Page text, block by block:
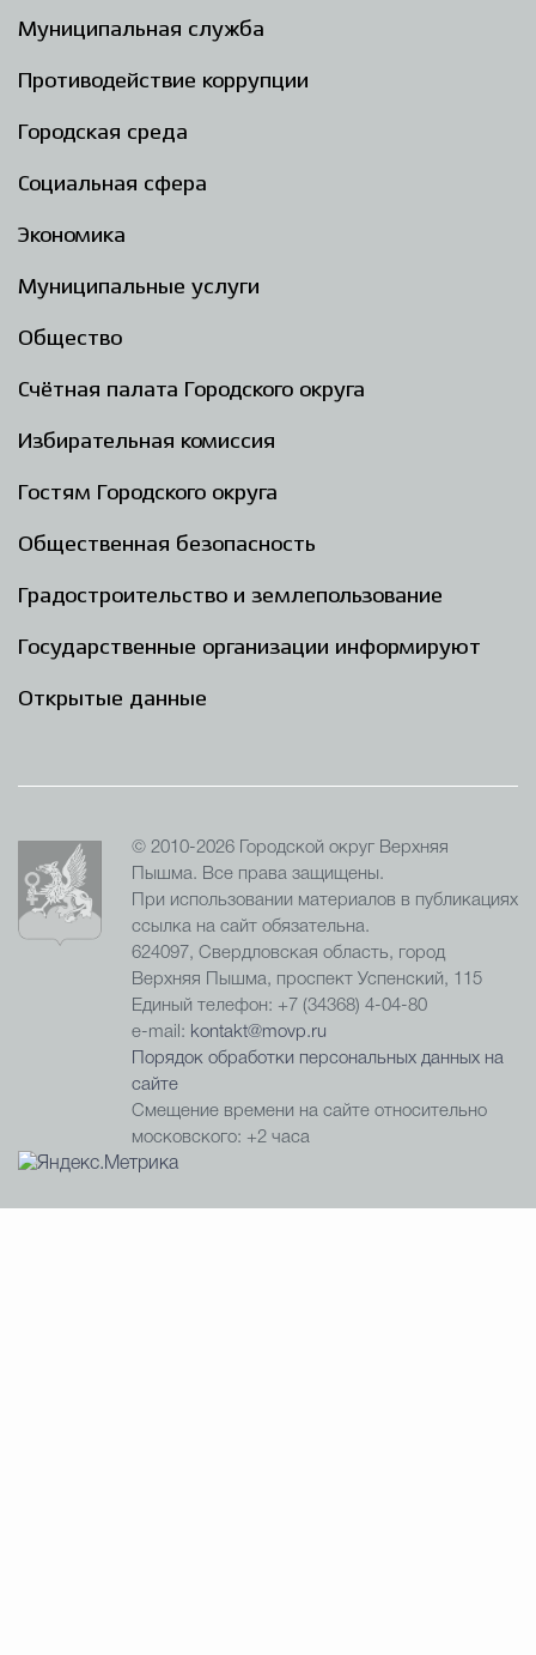
Муниципальная служба
Противодействие коррупции
Городская среда
Социальная сфера
Экономика
Муниципальные услуги
Общество
Счётная палата Городского округа
Избирательная комиссия
Гостям Городского округа
Общественная безопасность
Градостроительство и землепользование
Государственные организации информируют
Открытые данные
© 2010-2026 Городской округ Верхняя
Пышма. Все права защищены.
При использовании материалов в публикациях
ссылка на сайт обязательна.
624097, Свердловская область, город
Верхняя Пышма, проспект Успенский, 115
Единый телефон: +7 (34368) 4-04-80
e-mail: kontakt@movp.ru
Порядок обработки персональных данных на
сайте
Смещение времени на сайте относительно
московского: +2 часа